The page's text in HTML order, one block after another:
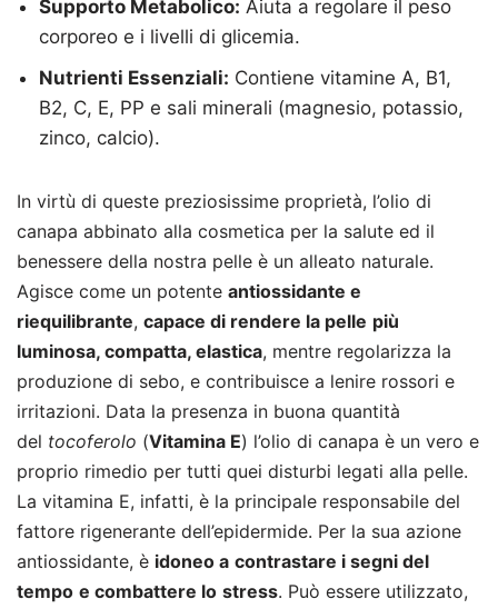
Supporto Metabolico: Aiuta a regolare il peso
corporeo e i livelli di glicemia.
Nutrienti Essenziali: Contiene vitamine A, B1,
B2, C, E, PP e sali minerali (magnesio, potassio,
zinco, calcio).
In virtù di queste preziosissime proprietà, l’olio di
canapa abbinato alla cosmetica per la salute ed il
benessere della nostra pelle è un alleato naturale.
Agisce come un potente antiossidante e
riequilibrante, capace di rendere la pelle più
luminosa, compatta, elastica, mentre regolarizza la
produzione di sebo, e contribuisce a lenire rossori e
irritazioni. Data la presenza in buona quantità
del tocoferolo (Vitamina E) l’olio di canapa è un vero e
proprio rimedio per tutti quei disturbi legati alla pelle.
La vitamina E, infatti, è la principale responsabile del
fattore rigenerante dell’epidermide. Per la sua azione
antiossidante, è idoneo a contrastare i segni del
tempo e combattere lo stress. Può essere utilizzato,